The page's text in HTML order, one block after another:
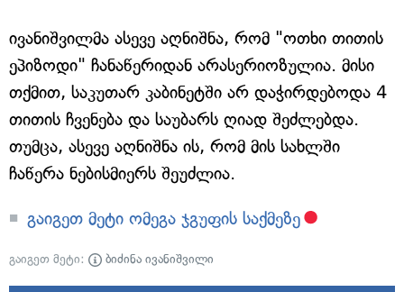
ივანიშვილმა ასევე აღნიშნა, რომ "ოთხი თითის
ეპიზოდი" ჩანაწერიდან არასერიოზულია. მისი
თქმით, საკუთარ კაბინეტში არ დაჭირდებოდა 4
თითის ჩვენება და საუბარს ღიად შეძლებდა.
თუმცა, ასევე აღნიშნა ის, რომ მის სახლში
ჩაწერა ნებისმიერს შეუძლია.
გაიგეთ მეტი ომეგა ჯგუფის საქმეზე
გაიგეთ მეტი: ბიძინა ივანიშვილი